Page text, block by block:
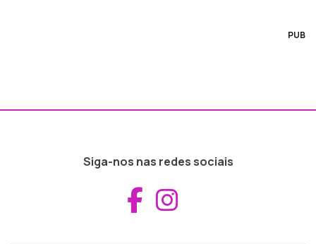
PUB
Siga-nos nas redes sociais
Aceder ao